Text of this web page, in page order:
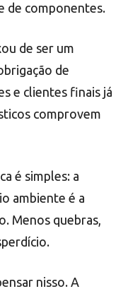
de componentes.
de ser um
de
e clientes finais já
comprovem
é simples: a
ambiente é a
Menos quebras,
nisso. A